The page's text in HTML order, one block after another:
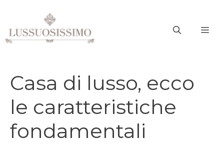
contenuto
Casa di lusso, ecco
le caratteristiche
fondamentali